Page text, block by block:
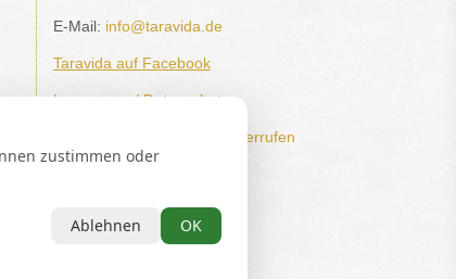
E-Mail: info@taravida.de
Taravida auf Facebook
Impressum / Datenschutz
Verträge hier kündigen / widerrufen
Preise inkl. 19%MwSt.
zustimmen oder
Ablehnen OK